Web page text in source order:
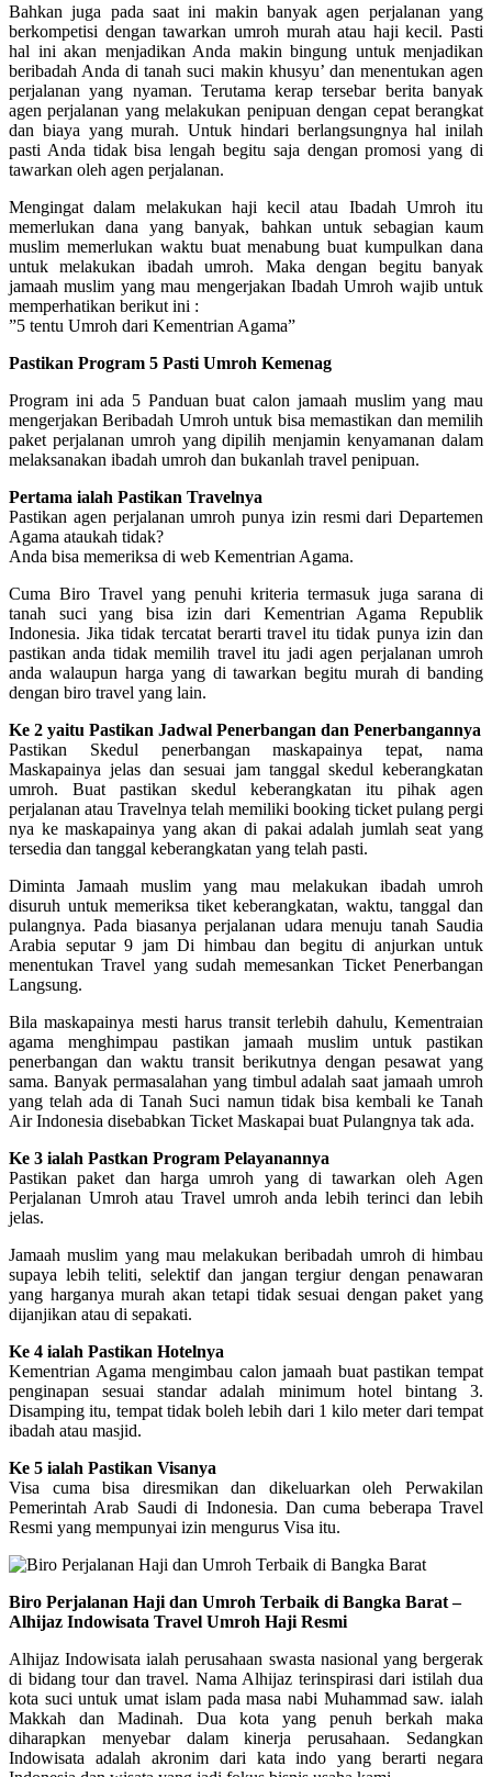
Bahkan juga pada saat ini makin banyak agen perjalanan yang
berkompetisi dengan tawarkan umroh murah atau haji kecil. Pasti
hal ini akan menjadikan Anda makin bingung untuk menjadikan
beribadah Anda di tanah suci makin khusyu’ dan menentukan agen
perjalanan yang nyaman. Terutama kerap tersebar berita banyak
agen perjalanan yang melakukan penipuan dengan cepat berangkat
dan biaya yang murah. Untuk hindari berlangsungnya hal inilah
pasti Anda tidak bisa lengah begitu saja dengan promosi yang di
tawarkan oleh agen perjalanan.
Mengingat dalam melakukan haji kecil atau Ibadah Umroh itu
memerlukan dana yang banyak, bahkan untuk sebagian kaum
muslim memerlukan waktu buat menabung buat kumpulkan dana
untuk melakukan ibadah umroh. Maka dengan begitu banyak
jamaah muslim yang mau mengerjakan Ibadah Umroh wajib untuk
memperhatikan berikut ini :
”5 tentu Umroh dari Kementrian Agama”
Pastikan Program 5 Pasti Umroh Kemenag
Program ini ada 5 Panduan buat calon jamaah muslim yang mau
mengerjakan Beribadah Umroh untuk bisa memastikan dan memilih
paket perjalanan umroh yang dipilih menjamin kenyamanan dalam
melaksanakan ibadah umroh dan bukanlah travel penipuan.
Pertama ialah Pastikan Travelnya
Pastikan agen perjalanan umroh punya izin resmi dari Departemen
Agama ataukah tidak?
Anda bisa memeriksa di web Kementrian Agama.
Cuma Biro Travel yang penuhi kriteria termasuk juga sarana di
tanah suci yang bisa izin dari Kementrian Agama Republik
Indonesia. Jika tidak tercatat berarti travel itu tidak punya izin dan
pastikan anda tidak memilih travel itu jadi agen perjalanan umroh
anda walaupun harga yang di tawarkan begitu murah di banding
dengan biro travel yang lain.
Ke 2 yaitu Pastikan Jadwal Penerbangan dan Penerbangannya
Pastikan Skedul penerbangan maskapainya tepat, nama
Maskapainya jelas dan sesuai jam tanggal skedul keberangkatan
umroh. Buat pastikan skedul keberangkatan itu pihak agen
perjalanan atau Travelnya telah memiliki booking ticket pulang pergi
nya ke maskapainya yang akan di pakai adalah jumlah seat yang
tersedia dan tanggal keberangkatan yang telah pasti.
Diminta Jamaah muslim yang mau melakukan ibadah umroh
disuruh untuk memeriksa tiket keberangkatan, waktu, tanggal dan
pulangnya. Pada biasanya perjalanan udara menuju tanah Saudia
Arabia seputar 9 jam Di himbau dan begitu di anjurkan untuk
menentukan Travel yang sudah memesankan Ticket Penerbangan
Langsung.
Bila maskapainya mesti harus transit terlebih dahulu, Kementraian
agama menghimpau pastikan jamaah muslim untuk pastikan
penerbangan dan waktu transit berikutnya dengan pesawat yang
sama. Banyak permasalahan yang timbul adalah saat jamaah umroh
yang telah ada di Tanah Suci namun tidak bisa kembali ke Tanah
Air Indonesia disebabkan Ticket Maskapai buat Pulangnya tak ada.
Ke 3 ialah Pastkan Program Pelayanannya
Pastikan paket dan harga umroh yang di tawarkan oleh Agen
Perjalanan Umroh atau Travel umroh anda lebih terinci dan lebih
jelas.
Jamaah muslim yang mau melakukan beribadah umroh di himbau
supaya lebih teliti, selektif dan jangan tergiur dengan penawaran
yang harganya murah akan tetapi tidak sesuai dengan paket yang
dijanjikan atau di sepakati.
Ke 4 ialah Pastikan Hotelnya
Kementrian Agama mengimbau calon jamaah buat pastikan tempat
penginapan sesuai standar adalah minimum hotel bintang 3.
Disamping itu, tempat tidak boleh lebih dari 1 kilo meter dari tempat
ibadah atau masjid.
Ke 5 ialah Pastikan Visanya
Visa cuma bisa diresmikan dan dikeluarkan oleh Perwakilan
Pemerintah Arab Saudi di Indonesia. Dan cuma beberapa Travel
Resmi yang mempunyai izin mengurus Visa itu.
Biro Perjalanan Haji dan Umroh Terbaik di Bangka Barat –
Alhijaz Indowisata Travel Umroh Haji Resmi
Alhijaz Indowisata ialah perusahaan swasta nasional yang bergerak
di bidang tour dan travel. Nama Alhijaz terinspirasi dari istilah dua
kota suci untuk umat islam pada masa nabi Muhammad saw. ialah
Makkah dan Madinah. Dua kota yang penuh berkah maka
diharapkan menyebar dalam kinerja perusahaan. Sedangkan
Indowisata adalah akronim dari kata indo yang berarti negara